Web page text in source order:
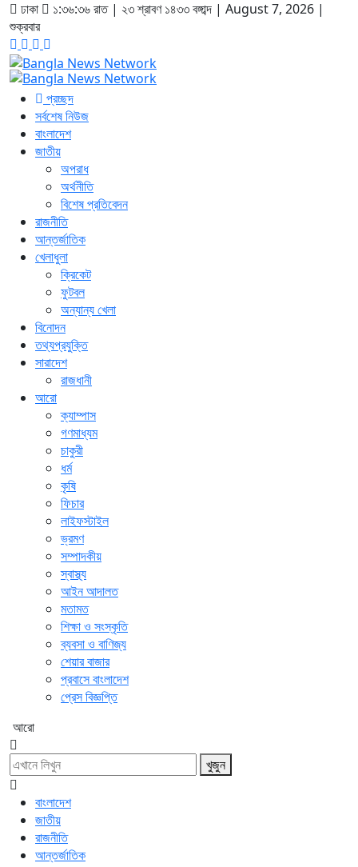
ঢাকা ১:৩৬:৩৬ রাত| ২৩ শ্রাবণ ১৪৩৩ বঙ্গাব্দ | August 7, 2026 |
শুক্রবার
প্রচ্ছদ
সর্বশেষ নিউজ
বাংলাদেশ
জাতীয়
অপরাধ
অর্থনীতি
বিশেষ প্রতিবেদন
রাজনীতি
আন্তর্জাতিক
খেলাধুলা
ক্রিকেট
ফুটবল
অন্যান্য খেলা
বিনোদন
তথ্যপ্রযুক্তি
সারাদেশ
রাজধানী
আরো
ক্যাম্পাস
গণমাধ্যম
চাকুরী
ধর্ম
কৃষি
ফিচার
লাইফস্টাইল
ভ্রমণ
সম্পাদকীয়
স্বাস্থ্য
আইন আদালত
মতামত
শিক্ষা ও সংস্কৃতি
ব্যবসা ও বাণিজ্য
শেয়ার বাজার
প্রবাসে বাংলাদেশ
প্রেস বিজ্ঞপ্তি
আরো
খুজুন
বাংলাদেশ
জাতীয়
রাজনীতি
আন্তর্জাতিক